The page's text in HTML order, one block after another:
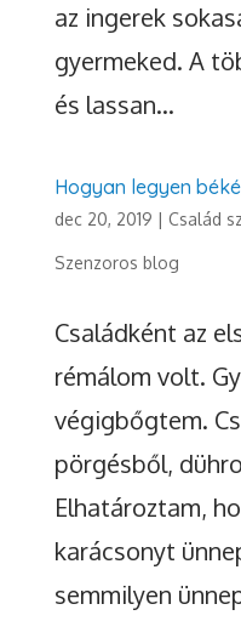
az ingerek
gyermeked. A
és lassan...
Hogyan legyen
dec 20, 2019 | Család
Szenzoros blog
Családként az
rémálom volt.
végigbőgtem.
pörgésből,
Elhatároztam,
karácsonyt
semmilyen